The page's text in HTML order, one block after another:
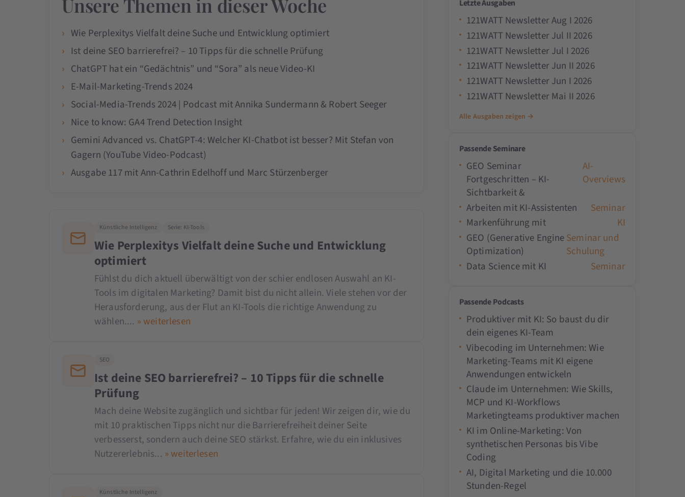
Unsere Themen in dieser Woche
Wie Perplexitys Vielfalt deine Suche und Entwicklung optimiert
Ist deine SEO barrierefrei? – 10 Tipps für die schnelle Prüfung
ChatGPT hat ein “Gedächtnis” und “Sora” als neue Video-KI
E-Mail-Marketing-Trends 2024
Social-Media-Trends 2024 | Podcast mit Annika Sundermann & Robert Seeger
Nice to know: GA4 Trend Detection Insight
Gemini Advanced vs. ChatGPT-4: Welcher KI-Chatbot ist besser? Mit Stefan von
Gagern (YouTube Video-Podcast)
Ausgabe 117 mit Ann-Cathrin Edelhoff und Marc Stürzenberger
Künstliche Intelligenz Serie: KI-Tools
Wie Perplexitys Vielfalt deine Suche und Entwicklung
optimiert
Fühlst du dich aktuell überwältigt von der schier endlosen Auswahl an KI-
Tools im digitalen Marketing? Damit bist du nicht allein. Viele stehen vor der
Herausforderung, aus der Flut an KI-Tools die richtige Anwendung zu
wählen.... » weiterlesen
SEO
Ist deine SEO barrierefrei? – 10 Tipps für die schnelle
Prüfung
Mach deine Website zugänglich und sichtbar für jeden! Wir zeigen dir, wie du
mit 10 praktischen Tipps nicht nur die Barrierefreiheit deiner Seite
verbesserst, sondern auch deine SEO stärkst. Erfahre, wie du ein inklusives
Nutzererlebnis... » weiterlesen
Künstliche Intelligenz
Letzte Ausgaben
121WATT Newsletter Aug I 2026
121WATT Newsletter Jul II 2026
121WATT Newsletter Jul I 2026
121WATT Newsletter Jun II 2026
121WATT Newsletter Jun I 2026
121WATT Newsletter Mai II 2026
Alle Ausgaben zeigen →
Passende Seminare
GEO Seminar
Fortgeschritten – KI-
Sichtbarkeit &
AI-
Overviews
Arbeiten mit KI-Assistenten
Seminar
Markenführung mit
KI
GEO (Generative Engine
Optimization)
Seminar und
Schulung
Data Science mit KI
Seminar
Passende Podcasts
Produktiver mit KI: So baust du dir
dein eigenes KI-Team
Vibecoding im Unternehmen: Wie
Marketing-Teams mit KI eigene
Anwendungen entwickeln
Claude im Unternehmen: Wie Skills,
MCP und KI-Workflows
Marketingteams produktiver machen
KI im Online-Marketing: Von
synthetischen Personas bis Vibe
Coding
AI, Digital Marketing und die 10.000
Stunden-Regel